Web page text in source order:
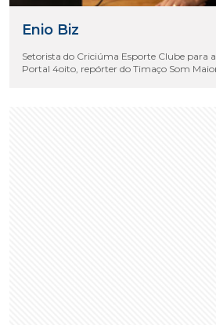
Enio Biz
Setorista do Criciúma Esporte Clube para
Portal 4oito, repórter do Timaço Som